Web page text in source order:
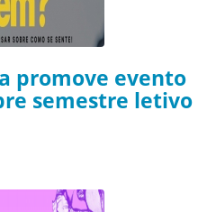
promove evento
semestre letivo